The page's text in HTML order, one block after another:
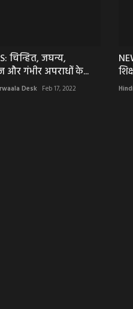
चिन्हित, जघन्य,
गंभीर अपराधों के...
Desk Feb 17, 2022